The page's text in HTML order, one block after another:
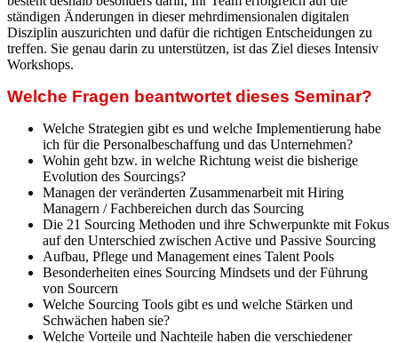
ständigen Änderungen in dieser mehrdimensionalen digitalen
Disziplin auszurichten und dafür die richtigen Entscheidungen zu
treffen. Sie genau darin zu unterstützen, ist das Ziel dieses Intensiv
Workshops.
Welche Fragen beantwortet dieses Seminar?
Welche Strategien gibt es und welche Implementierung habe
ich für die Personalbeschaffung und das Unternehmen?
Wohin geht bzw. in welche Richtung weist die bisherige
Evolution des Sourcings?
Managen der veränderten Zusammenarbeit mit Hiring
Managern / Fachbereichen durch das Sourcing
Die 21 Sourcing Methoden und ihre Schwerpunkte mit Fokus
auf den Unterschied zwischen Active und Passive Sourcing
Aufbau, Pflege und Management eines Talent Pools
Besonderheiten eines Sourcing Mindsets und der Führung
von Sourcern
Welche Sourcing Tools gibt es und welche Stärken und
Schwächen haben sie?
Welche Vorteile und Nachteile haben die verschiedener